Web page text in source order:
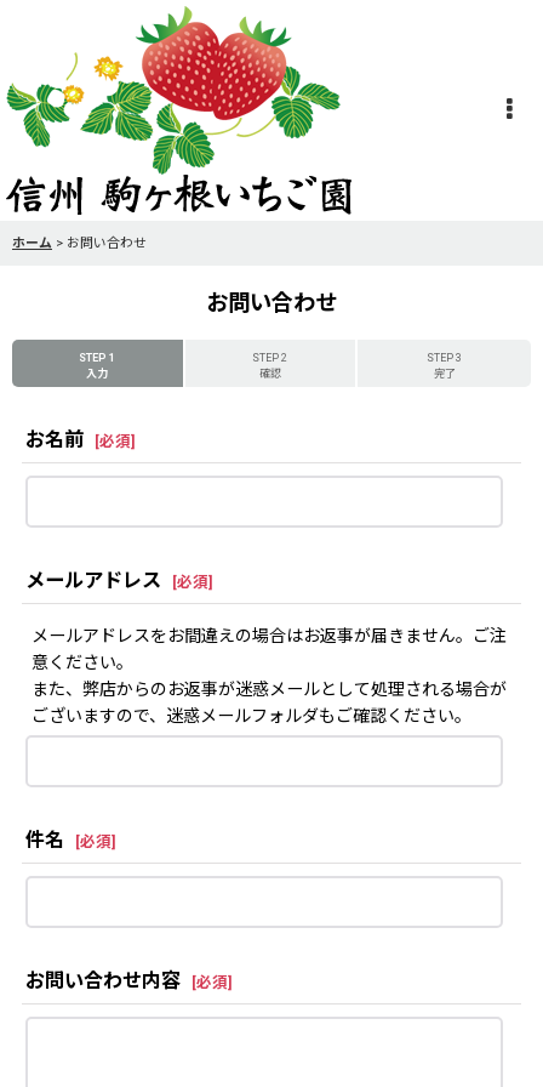
ホーム > お問い合わせ
お問い合わせ
STEP 1
入力
STEP 2
確認
STEP 3
完了
お名前 [必須]
メールアドレス [必須]
メールアドレスをお間違えの場合はお返事が届きません。ご注
意ください。
また、弊店からのお返事が迷惑メールとして処理される場合が
ございますので、迷惑メールフォルダもご確認ください。
件名 [必須]
お問い合わせ内容 [必須]